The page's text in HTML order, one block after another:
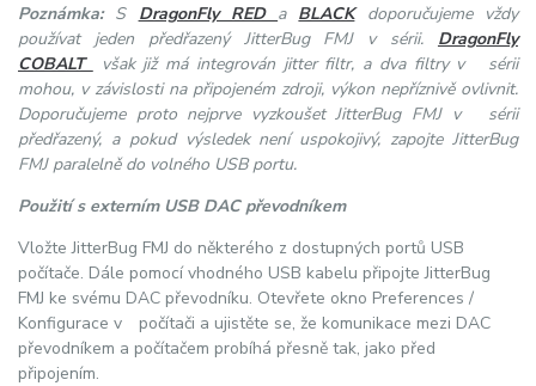
Poznámka:S DragonFly RED a BLACKdoporučujeme vždy
používat jeden předřazený JitterBug FMJ v sérii. DragonFly
COBALT
však již má integrován jitter filtr, a dva filtry v sérii
mohou, v závislosti na připojeném zdroji, výkon nepříznivě ovlivnit.
Doporučujeme proto nejprve vyzkoušet JitterBug FMJ v sérii
předřazený, a pokud výsledek není uspokojivý, zapojte JitterBug
FMJ paralelně do volného USB portu.
Použití s externím USB DAC převodníkem
Vložte JitterBug FMJ do některého z dostupných portů USB
počítače. Dále pomocí vhodného USB kabelu připojte JitterBug
FMJ ke svému DAC převodníku. Otevřete okno Preferences /
Konfigurace v počítači a ujistěte se, že komunikace mezi DAC
převodníkem a počítačem probíhá přesně tak, jako před
připojením.